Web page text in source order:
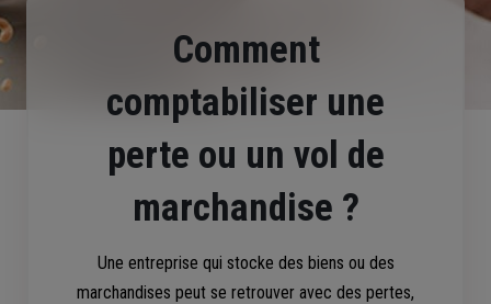
Comment
comptabiliser une
perte ou un vol de
marchandise ?
Une entreprise qui stocke des biens ou des
marchandises peut se retrouver avec des pertes,